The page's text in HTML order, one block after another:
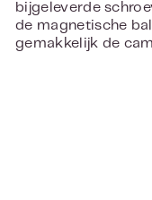
bijgeleverde
de magnetische
gemakkelijk de